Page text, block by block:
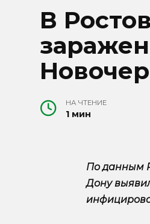
В
НА ЧТЕНИЕ
1 мин
По данным
Дону